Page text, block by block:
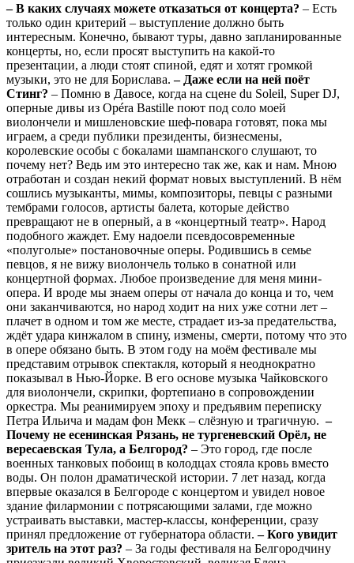
– В каких случаях можете отказаться от концерта? – Есть
только один критерий – выступление должно быть
интересным. Конечно, бывают туры, давно запланированные
концерты, но, если просят выступить на какой-то
презентации, а люди стоят спиной, едят и хотят громкой
музыки, это не для Борислава.– Даже если на ней поёт
Стинг? – Помню в Давосе, когда на сцене du Soleil, Super DJ,
оперные дивы из Opéra Bastille поют под соло моей
виолончели и мишленовские шеф-повара готовят, пока мы
играем, а среди публики президенты, бизнесмены,
королевские особы с бокалами шампанского слушают, то
почему нет? Ведь им это интересно так же, как и нам. Мною
отработан и создан некий формат новых выступлений. В нём
сошлись музыканты, мимы, композиторы, певцы с разными
тембрами голосов, артисты балета, которые действо
превращают не в оперный, а в «концертный театр». Народ
подобного жаждет. Ему надоели псевдосовременные
«полуголые» постановочные оперы. Родившись в семье
певцов, я не вижу виолончель только в сонатной или
концертной формах. Любое произведение для меня мини-
опера. И вроде мы знаем оперы от начала до конца и то, чем
они заканчиваются, но народ ходит на них уже сотни лет –
плачет в одном и том же месте, страдает из-за предательства,
ждёт удара кинжалом в спину, измены, смерти, потому что это
в опере обязано быть. В этом году на моём фестивале мы
представим отрывок спектакля, который я неоднократно
показывал в Нью-Йорке. В его основе музыка Чайковского
для виолончели, скрипки, фортепиано в сопровождении
оркестра. Мы реанимируем эпоху и предъявим переписку
Петра Ильича и мадам фон Мекк – слёзную и трагичную. –
Почему не есенинская Рязань, не тургеневский Орёл, не
вересаевская Тула, а Белгород? – Это город, где после
военных танковых побоищ в колодцах стояла кровь вместо
воды. Он полон драматической истории. 7 лет назад, когда
впервые оказался в Белгороде с концертом и увидел новое
здание филармонии с потрясающими залами, где можно
устраивать выставки, мастер-классы, конференции, сразу
принял предложение от губернатора области.– Кого увидит
зритель на этот раз? – За годы фестиваля на Белгородчину